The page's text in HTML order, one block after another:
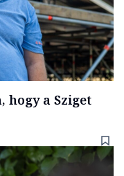
hogy a Sziget